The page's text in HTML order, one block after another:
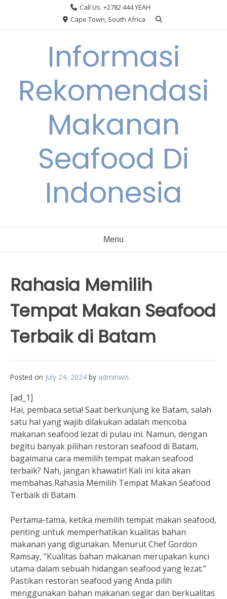
Call Us: +2782 444 YEAH
Cape Town, South Africa
Informasi
Rekomendasi
Makanan
Seafood Di
Indonesia
Menu
Rahasia Memilih
Tempat Makan Seafood
Terbaik di Batam
Posted on July 24, 2024 by adminwis
[ad_1]
Hai, pembaca setia! Saat berkunjung ke Batam, salah
satu hal yang wajib dilakukan adalah mencoba
makanan seafood lezat di pulau ini. Namun, dengan
begitu banyak pilihan restoran seafood di Batam,
bagaimana cara memilih tempat makan seafood
terbaik? Nah, jangan khawatir! Kali ini kita akan
membahas Rahasia Memilih Tempat Makan Seafood
Terbaik di Batam.
Pertama-tama, ketika memilih tempat makan seafood,
penting untuk memperhatikan kualitas bahan
makanan yang digunakan. Menurut Chef Gordon
Ramsay, “Kualitas bahan makanan merupakan kunci
utama dalam sebuah hidangan seafood yang lezat.”
Pastikan restoran seafood yang Anda pilih
menggunakan bahan makanan segar dan berkualitas